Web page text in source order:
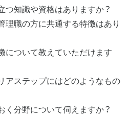
つ知識や資格はありますか？
理職の方に共通する特徴はあり
について教えていただけます
アステップにはどのようなもの
く分野について伺えますか？